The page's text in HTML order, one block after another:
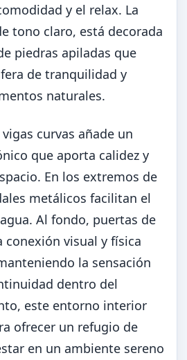
y el relax. La
tono claro, está decorada
piedras apiladas que
de tranquilidad y
naturales.
curvas añade un
que aporta calidez y
En los extremos de
metálicos facilitan el
Al fondo, puertas de
visual y física
la sensación
dentro del
este entorno interior
ofrecer un refugio de
en un ambiente sereno